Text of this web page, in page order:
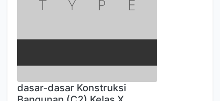
dasar-dasar Konstruksi